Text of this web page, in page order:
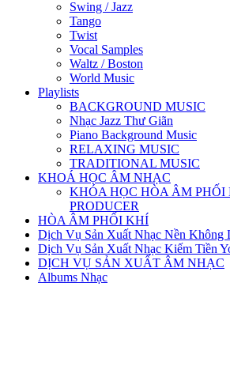
Swing / Jazz
Tango
Twist
Vocal Samples
Waltz / Boston
World Music
Playlists
BACKGROUND MUSIC
Nhạc Jazz Thư Giãn
Piano Background Music
RELAXING MUSIC
TRADITIONAL MUSIC
KHOÁ HỌC ÂM NHẠC
KHÓA HỌC HÒA ÂM PHỐI
PRODUCER
HÒA ÂM PHỐI KHÍ
Dịch Vụ Sản Xuất Nhạc Nền Không
Dịch Vụ Sản Xuất Nhạc Kiếm Tiền
DỊCH VỤ SẢN XUẤT ÂM NHẠC
Albums Nhạc